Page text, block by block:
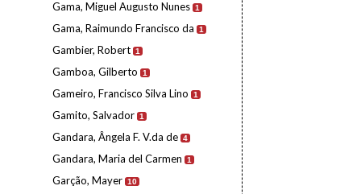
Gama, Miguel Augusto Nunes 1
Gama, Raimundo Francisco da 1
Gambier, Robert 1
Gamboa, Gilberto 1
Gameiro, Francisco Silva Lino 1
Gamito, Salvador 1
Gandara, Ângela F. V.da de 4
Gandara, Maria del Carmen 1
Garção, Mayer 10